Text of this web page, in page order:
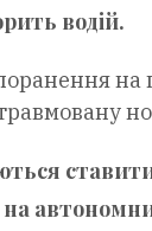
водій.
на